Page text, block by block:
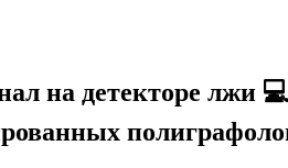
на детекторе лжи